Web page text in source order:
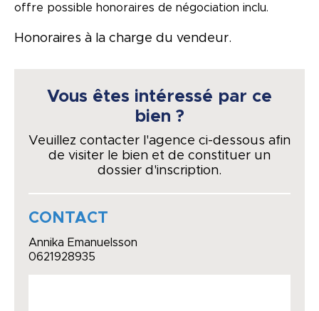
offre possible honoraires de négociation inclu.
Honoraires à la charge du vendeur.
Vous êtes intéressé par ce
bien ?
Veuillez contacter l'agence ci-dessous afin
de visiter le bien et de constituer un
dossier d'inscription.
CONTACT
Annika Emanuelsson
0621928935